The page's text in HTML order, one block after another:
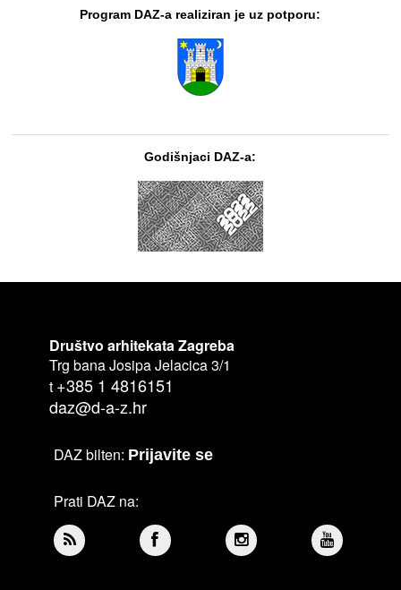
Program DAZ-a realiziran je uz potporu:
Godišnjaci DAZ-a:
Društvo arhitekata Zagreba
Trg bana Josipa Jelacica 3/1
t +385 1 4816151
daz@d-a-z.hr
DAZ bilten: Prijavite se
Prati DAZ na: